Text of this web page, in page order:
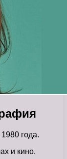
года.
и кино.